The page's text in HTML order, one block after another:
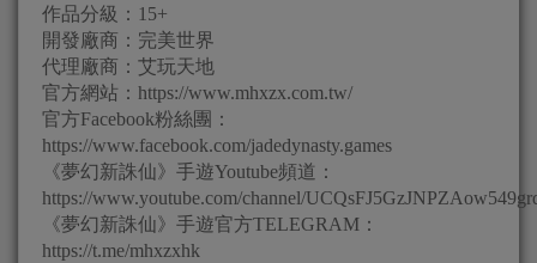
作品分級：15+
開發廠商：完美世界
代理廠商：艾玩天地
官方網站：https://www.mhxzx.com.tw/
官方Facebook粉絲團：
https://www.facebook.com/jadedynasty.games
《夢幻新誅仙》手遊Youtube頻道：
https://www.youtube.com/channel/
《夢幻新誅仙》手遊官方TELEGRAM：
https://t.me/mhxzxhk